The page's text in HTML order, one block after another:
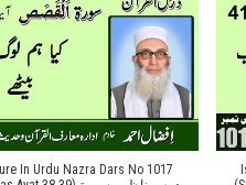
In Urdu Nazra Dars No 1017